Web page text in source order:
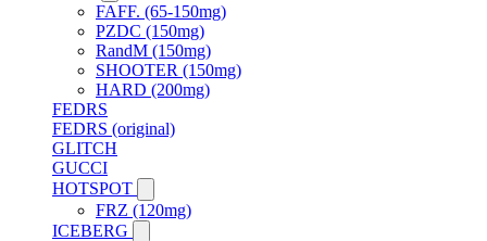
FAFF. (65-150mg)
PZDC (150mg)
RandM (150mg)
SHOOTER (150mg)
HARD (200mg)
FEDRS
FEDRS (original)
GLITCH
GUCCI
HOTSPOT
FRZ (120mg)
ICEBERG